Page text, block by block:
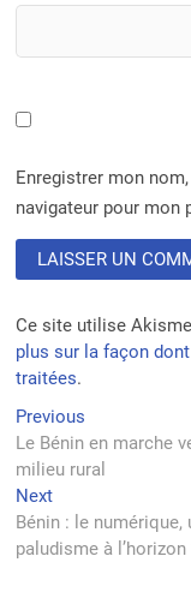
Enregistrer mon
navigateur pour mon
Ce site utilise
plus sur la façon
traitées.
Navigation
de
l’article
Previous
post:
Le Bénin en marche
milieu rural
NextNext
post:
Bénin : le
paludisme à l’horizon